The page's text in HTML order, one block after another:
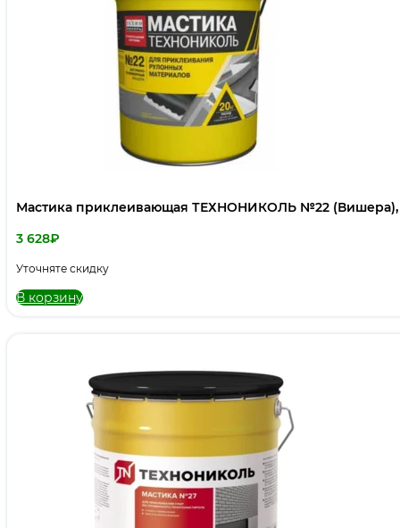
Мастика приклеивающая ТЕХНОНИКОЛЬ №22 (Вишера),
3 628₽
Уточняте скидку
В корзину